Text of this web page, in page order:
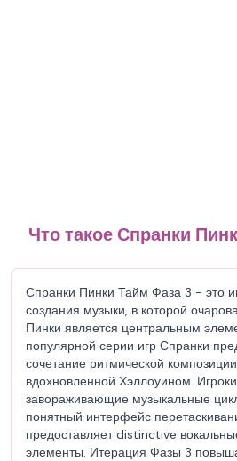
Что такое Спранки
Спранки Пинки Тайм Фаза 3 - это
создания музыки, в которой
Пинки является центральным
популярной серии игр Спранки
сочетание ритмической композиции
вдохновленной Хэллоуином.
завораживающие музыкальные
понятный интерфейс
предоставляет distinctive
элементы. Итерация Фазы 3